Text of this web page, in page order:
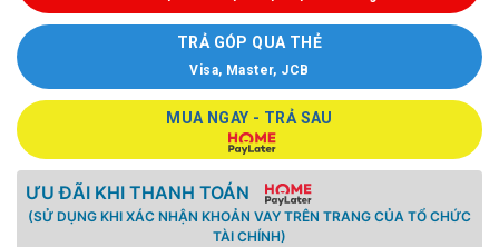
TRẢ GÓP QUA THẺ
Visa, Master, JCB
MUA NGAY - TRẢ SAU
ƯU ĐÃI KHI THANH TOÁN
(SỬ DỤNG KHI XÁC NHẬN KHOẢN VAY TRÊN TRANG CỦA TỔ CHỨC
TÀI CHÍNH)